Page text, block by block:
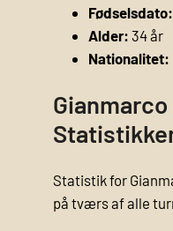
Fødselsdato:
Alder: 34 år
Nationalitet:
Statistik for
på tværs af alle